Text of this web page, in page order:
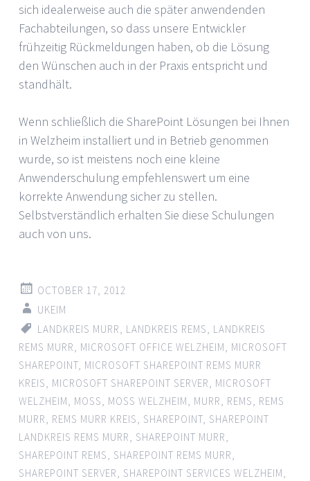
sich idealerweise auch die später anwendenden
Fachabteilungen, so dass unsere Entwickler
frühzeitig Rückmeldungen haben, ob die Lösung
den Wünschen auch in der Praxis entspricht und
standhält.
Wenn schließlich die SharePoint Lösungen bei Ihnen
in Welzheim installiert und in Betrieb genommen
wurde, so ist meistens noch eine kleine
Anwenderschulung empfehlenswert um eine
korrekte Anwendung sicher zu stellen.
Selbstverständlich erhalten Sie diese Schulungen
auch von uns.
OCTOBER 17, 2012
UKEIM
LANDKREIS MURR, LANDKREIS REMS, LANDKREIS
REMS MURR, MICROSOFT OFFICE WELZHEIM, MICROSOFT
SHAREPOINT, MICROSOFT SHAREPOINT REMS MURR
KREIS, MICROSOFT SHAREPOINT SERVER, MICROSOFT
WELZHEIM, MOSS, MOSS WELZHEIM, MURR, REMS, REMS
MURR, REMS MURR KREIS, SHAREPOINT, SHAREPOINT
LANDKREIS REMS MURR, SHAREPOINT MURR,
SHAREPOINT REMS, SHAREPOINT REMS MURR,
SHAREPOINT SERVER, SHAREPOINT SERVICES WELZHEIM,